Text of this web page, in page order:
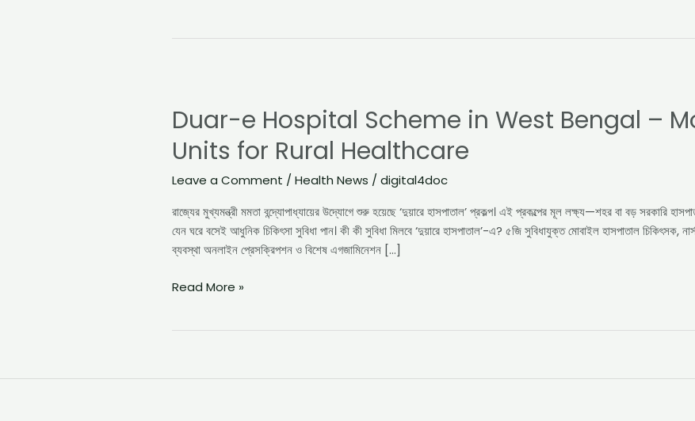
Duar-e Hospital Scheme in West Bengal –
Units for Rural Healthcare
Leave a Comment / Health News / digital4doc
রাজ্যের মুখ্যমন্ত্রী মমতা বন্দ্যোপাধ্যায়ের উদ্যোগে শুরু হয়েছে ‘দুয়ারে হাসপাতাল’ প্রকল্প। এই প্রকল্পের মূল লক্ষ্য—শহর বা বড় সরকারি
যেন ঘরে বসেই আধুনিক চিকিৎসা সুবিধা পান। কী কী সুবিধা মিলবে ‘দুয়ারে হাসপাতাল’-এ? ৫জি সুবিধাযুক্ত মোবাইল হাসপাতাল চিকিৎসক,
ব্যবস্থা অনলাইন প্রেসক্রিপশন ও বিশেষ এগজামিনেশন […]
Hospital
Scheme
in
–
Mobile
Medical
for
Read More »